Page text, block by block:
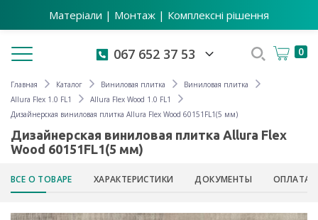
Матеріали | Монтаж | Комплексні рішення
Toggle navigation 067 652 37 53 0
Главная Каталог Виниловая плитка
Виниловая плитка
Allura Flex 1.0 FL1
Allura Flex Wood 1.0 FL1
Дизайнерская виниловая плитка Allura Flex Wood 60151FL1(5 мм)
Дизайнерская виниловая плитка Allura Flex
Wood 60151FL1(5 мм)
ВСЕ О ТОВАРЕ ХАРАКТЕРИСТИКИ ДОКУМЕНТЫ ОПЛАТА